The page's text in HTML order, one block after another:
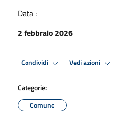
Data :
2 febbraio 2026
Condividi Vedi azioni
Categorie:
Comune